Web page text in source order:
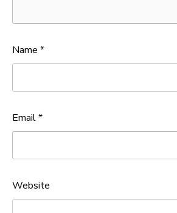
Name *
Email*
Website